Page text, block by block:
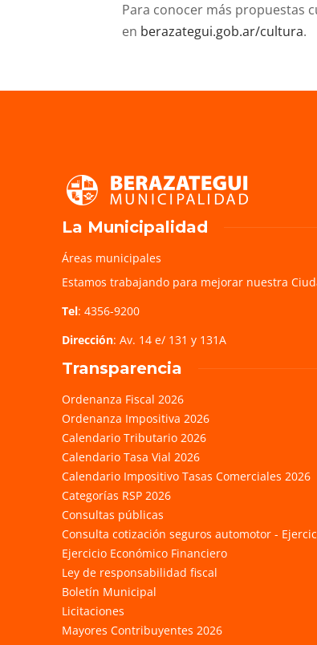
Para conocer más propuestas
en berazategui.gob.ar/cultura.
La Municipalidad
Áreas municipales
Estamos trabajando para mejorar nuestra
Tel: 4356-9200
Dirección: Av. 14 e/ 131 y 131A
Transparencia
Ordenanza Fiscal 2026
Ordenanza Impositiva 2026
Calendario Tributario 2026
Calendario Tasa Vial 2026
Calendario Impositivo Tasas Comerciales 2026
Categorías RSP 2026
Consultas públicas
Consulta cotización seguros automotor -
Ejercicio Económico Financiero
Ley de responsabilidad fiscal
Boletín Municipal
Licitaciones
Mayores Contribuyentes 2026